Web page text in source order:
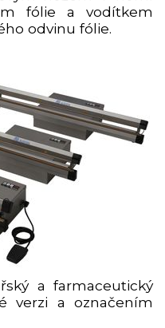
fólie a vodítkem
odvinu fólie.
a farmaceutický
verzi a označením